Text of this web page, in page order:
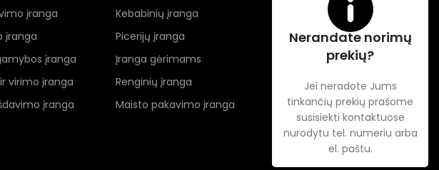
įranga
įranga
įranga
virimo įranga
įranga
Kebabinių įranga
Picerijų įranga
Įranga gėrimams
Renginių įranga
Maisto pakavimo įranga
Nerandate norimų
prekių?
Jei neradote Jums
tinkančių prekių prašome
susisiekti kontaktuose
nurodytu tel. numeriu arba
el. paštu.